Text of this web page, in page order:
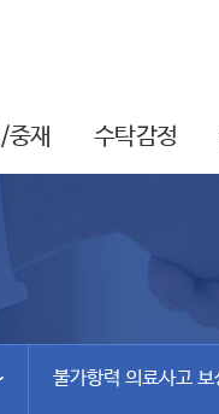
중재 수탁감정